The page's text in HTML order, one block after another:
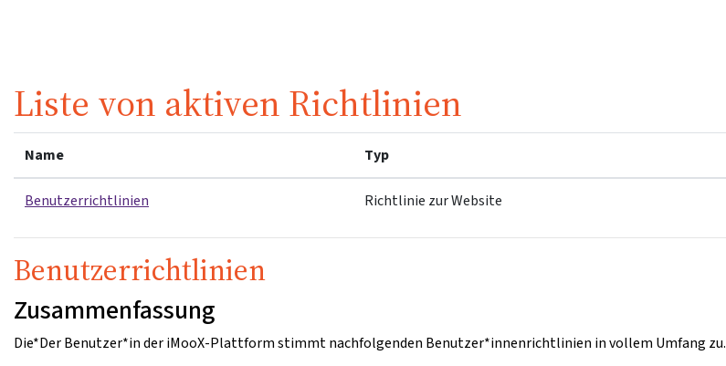
Liste von aktiven Richtlinien
Name Typ
Benutzerrichtlinien Richtlinie zur Website
Benutzerrichtlinien
Zusammenfassung
Die*Der Benutzer*in der iMooX-Plattform stimmt nachfolgenden Benutzer*innenrichtlinien in vollem Umfang zu.